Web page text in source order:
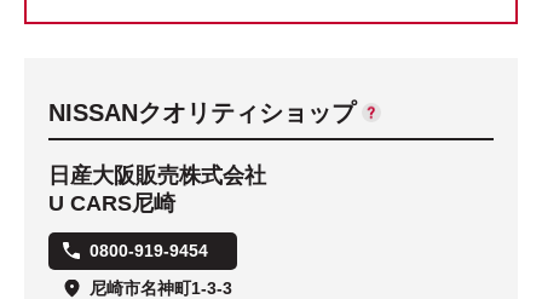
NISSANクオリティショップ
日産大阪販売株式会社
U CARS尼崎
0800-919-9454
尼崎市名神町1-3-3